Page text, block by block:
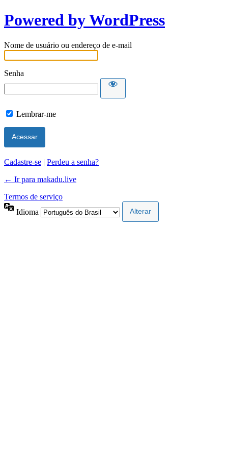
Powered by WordPress
Nome de usuário ou endereço de e-mail
Senha
Lembrar-me
Cadastre-se | Perdeu a senha?
← Ir para makadu.live
Termos de serviço
Idioma